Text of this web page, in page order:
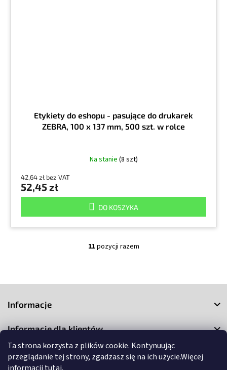
Ta strona korzysta z plików cookie. Kontynuując
przeglądanie tej strony, zgadzasz się na ich użycie.Więcej
Etykiety do eshopu - pasujące do drukarek
ZEBRA, 100 x 137 mm, 500 szt. w rolce
Na stanie (8 szt)
42,64 zł bez VAT
52,45 zł
DO KOSZYKA
K
i
i
s
11pozycji razem
k
Informacje
Informacje dla klientów
Kontakt